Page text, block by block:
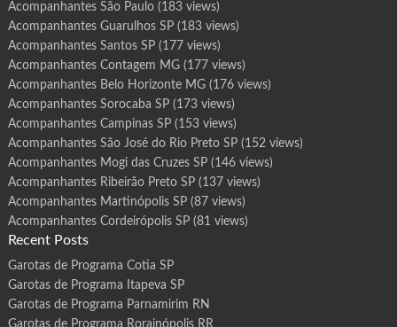
Acompanhantes São Paulo(183 views)
Acompanhantes Guarulhos SP(183 views)
Acompanhantes Santos SP(177 views)
Acompanhantes Contagem MG(177 views)
Acompanhantes Belo Horizonte MG(176 views)
Acompanhantes Sorocaba SP(173 views)
Acompanhantes Campinas SP(153 views)
Acompanhantes São José do Rio Preto SP(152 views)
Acompanhantes Mogi das Cruzes SP(146 views)
Acompanhantes Ribeirão Preto SP(137 views)
Acompanhantes Martinópolis SP(87 views)
Acompanhantes Cordeirópolis SP(81 views)
Recent Posts
Garotas de Programa Cotia SP
Garotas de Programa Itapeva SP
Garotas de Programa Parnamirim RN